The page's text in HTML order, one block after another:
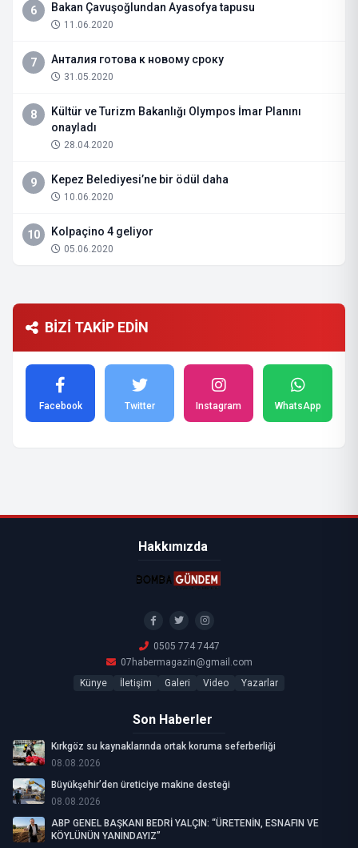
6 Bakan Çavuşoğlundan Ayasofya tapusu
11.06.2020
7 Анталия готова к новому сроку
31.05.2020
8
Kültür ve Turizm Bakanlığı Olympos İmar Planını
onayladı
28.04.2020
9 Kepez Belediyesi’ne bir ödül daha
10.06.2020
10 Kolpaçino 4 geliyor
05.06.2020
BİZİ TAKİP EDİN
Facebook Twitter Instagram WhatsApp
Hakkımızda
0505 774 7447
07habermagazin@gmail.com
Künye
İletişim Galeri Video Yazarlar
Son Haberler
Kırkgöz su kaynaklarında ortak koruma seferberliği
08.08.2026
Büyükşehir’den üreticiye makine desteği
08.08.2026
ABP GENEL BAŞKANI BEDRİ YALÇIN: “ÜRETENİN, ESNAFIN VE
KÖYLÜNÜN YANINDAYIZ”